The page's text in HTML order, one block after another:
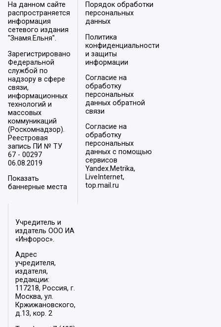
На данном сайте
распространяется
информация
сетевого издания
"Знамя.Ельня".
Зарегистрировано
Федеральной
службой по
надзору в сфере
связи,
информационных
технологий и
массовых
коммуникаций
(Роскомнадзор).
Реестровая
запись ПИ № ТУ
67 - 00297
06.08.2019
Показать
баннерные места
Порядок обработки
персональных
данных
Политика
конфиденциальности
и защиты
информации
Согласие на
обработку
персональных
данных обратной
связи
Согласие на
обработку
персональных
данных с помощью
сервисов
Yandex.Metrika,
LiveInternet,
top.mail.ru
Учредитель и
издатель ООО ИА
«Инфорос».
Адрес
учредителя,
издателя,
редакции:
117218, Россия, г.
Москва, ул.
Кржижановского,
д.13, кор. 2